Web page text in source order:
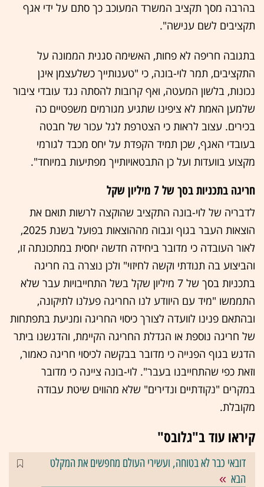
בהרבה מסך תקציב המשרד המעוכב כך סתם על ידי אגף
תקציבים לשם ענישה".
בתגובה חריפה לא פחות, האשימה סגנית הממונה על
התקציבים, תמר לוי-בונה, כי "טענותייך כשלעצמן אינן
נכונות, בלשון המעטה, ואף קרובות להסתה נגד עובדי ציבור
שלמען האמת לא ציפינו שתגיע מגורמים משפטיים כה
בכירים. עצוב לראות כי הצטרפת לגל עכור של חבטה
בעובדי האגף, שכן תמיד הקפדת על יחס מכבד לגורמי
מקצוע בוועדות ועל כן התבטאויותייך מפתיעות במיוחד".
חריגה בתכניות בסך של 7 מיליון שקל
לדבריה של לוי-בונה התקציב שהוקצה לרשות תואם את
הוצאות העבר בגוף וגבוה מההוצאות בפועל בשנת 2025,
לאור העובדה כי מדובר ביחידה חדשה יחסית במתכונתה זו,
והביצוע בה תנודתי וקשה לחיזוי" ולכן נוצרה בה חריגה
בתכניות בסך של 7 מיליון שקל בשל התחייבויות עבר שלא
התממשו "מיד עם היוודע לנו החריגה פעלנו לתיקונה,
ובהתאם פנינו לוועדה לצורך כיסוי החריגה ומניעת בתפתחות
של חריגה נוספת או הגדלת החריגה הקיימת, והדגשנו ביתר
הדגש בגוף הפנייה כי מדובר בבקשה לכיסוי חריגה כאמור,
וזאת כפי שהתחייבנו בעבר". לוי-בונה ציינה כי מדובר
במקרים "נקודתיים ונדירים" שלא מהווים שיטת עבודה
מקובלת.
קיראו עוד ב"גלובס"
דובאי כבר לא בטוחה, ועשירי העולם מחפשים את המקלט
הבא